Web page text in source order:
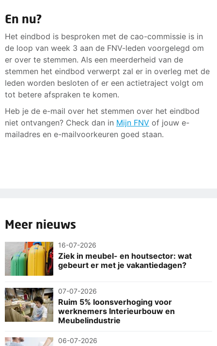
En nu?
Het eindbod is besproken met de cao-commissie is in
de loop van week 3 aan de FNV-leden voorgelegd om
er over te stemmen. Als een meerderheid van de
stemmen het eindbod verwerpt zal er in overleg met de
leden worden besloten of er een actietraject volgt om
tot betere afspraken te komen.
Heb je de e-mail over het stemmen over het eindbod
niet ontvangen? Check dan in Mijn FNV of jouw e-
mailadres en e-mailvoorkeuren goed staan.
Meer nieuws
16-07-2026
Ziek in meubel- en houtsector: wat
gebeurt er met je vakantiedagen?
07-07-2026
Ruim 5% loonsverhoging voor
werknemers Interieurbouw en
Meubelindustrie
06-07-2026